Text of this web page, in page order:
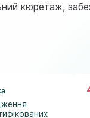
кюретаж,